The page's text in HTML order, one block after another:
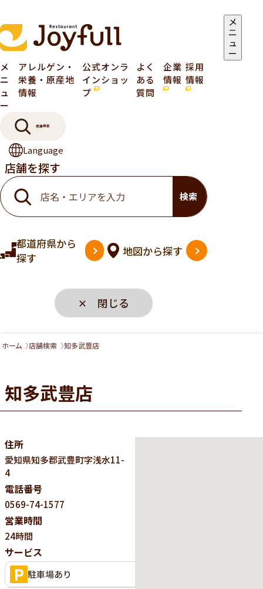
メ
ニ
ュ
ー
メ
ニ
ュ
ー
アレルゲン・
栄養・原産地
情報
公式オンラ
インショッ
プ
よく
ある
質問
企業
情報
採用
情報
店舗検索
Language
店舗を探す
検索
都道府県から
探す
地図から探す
✕ 閉じる
ホーム 店舗検索 知多武豊店
知多武豊店
住所
愛知県知多郡武豊町字浅水11-
4
電話番号
0569-74-1577
営業時間
24時間
サービス
駐車場あり